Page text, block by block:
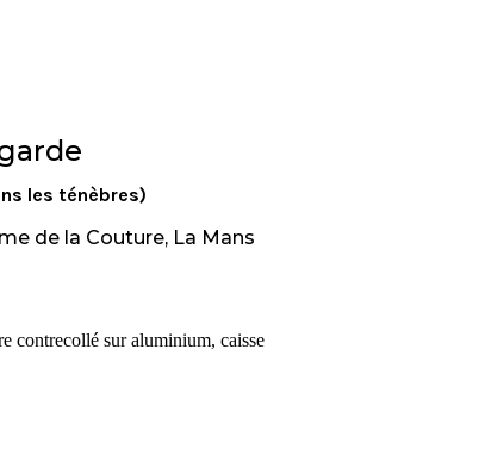
les ténèbres)
de la Couture, La Mans
contrecollé sur aluminium, caisse